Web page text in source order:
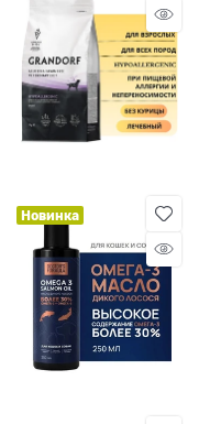
Новинка